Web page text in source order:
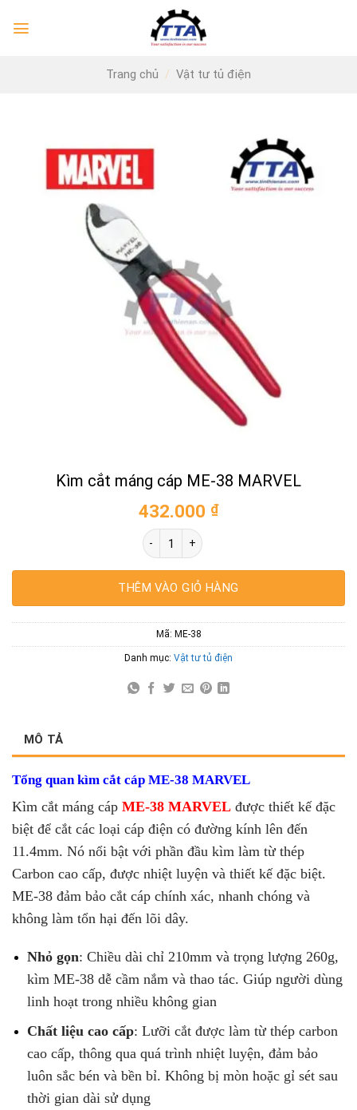
Trang chủ / Vật tư tủ điện
Kìm cắt máng cáp ME-38 MARVEL
432.000 ₫
Kìm cắt máng cáp ME-38 MARVEL số
THÊM VÀO GIỎ HÀNG
Mã: ME-38
Danh mục: Vật tư tủ điện
MÔ TẢ
Tổng quan kìm cắt cáp ME-38 MARVEL
Kìm cắt máng cáp ME-38 MARVEL được thiết kế đặc
biệt để cắt các loại cáp điện có đường kính lên đến
11.4mm. Nó nổi bật với phần đầu kìm làm từ thép
Carbon cao cấp, được nhiệt luyện và thiết kế đặc biệt.
ME-38 đảm bảo cắt cáp chính xác, nhanh chóng và
không làm tổn hại đến lõi dây.
Nhỏ gọn: Chiều dài chỉ 210mm và trọng lượng 260g,
kìm ME-38 dễ cầm nắm và thao tác. Giúp người dùng
linh hoạt trong nhiều không gian
Chất liệu cao cấp: Lưỡi cắt được làm từ thép carbon
cao cấp, thông qua quá trình nhiệt luyện, đảm bảo
luôn sắc bén và bền bỉ. Không bị mòn hoặc gỉ sét sau
thời gian dài sử dụng